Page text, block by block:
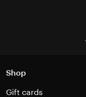
Shop
Gift cards